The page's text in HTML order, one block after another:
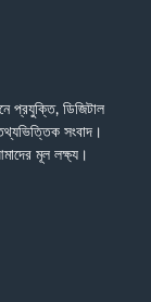
প্রযুক্তি, ডিজিটাল
সংবাদ।
মূল লক্ষ্য।